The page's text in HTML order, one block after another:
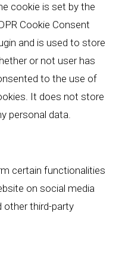
cookie is set by the
Cookie Consent
and is used to store
or not user has
to the use of
It does not store
personal data.
certain functionalities
on social media
other third-party